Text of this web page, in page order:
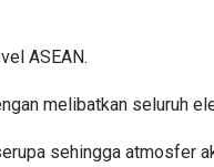
ASEAN.
melibatkan seluruh
sehingga atmosfer